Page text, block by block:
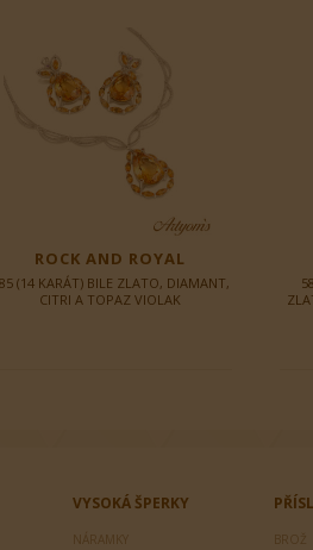
ROCK AND ROYAL
(14 KARÁT) BILE ZLATO, DIAMANT,
CITRI A TOPAZ VIOLAK
VYSOKÁ ŠPERKY
NÁRAMKY
BROŽ